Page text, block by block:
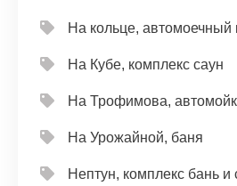
На кольце, автомоечный
На Кубе, комплекс саун
На Трофимова,
На Урожайной, баня
Нептун, комплекс бань и